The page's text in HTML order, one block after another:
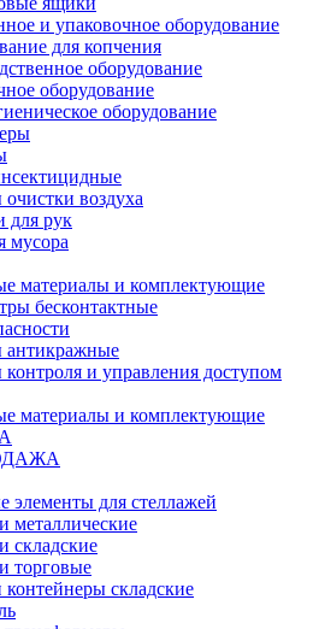
и упаковочное оборудование
для копчения
оборудование
оборудование
оборудование
воздуха
для рук
мусора
материалы и комплектующие
бесконтактные
антикражные
и управления доступом
материалы и комплектующие
элементы для стеллажей
металлические
складские
торговые
складские